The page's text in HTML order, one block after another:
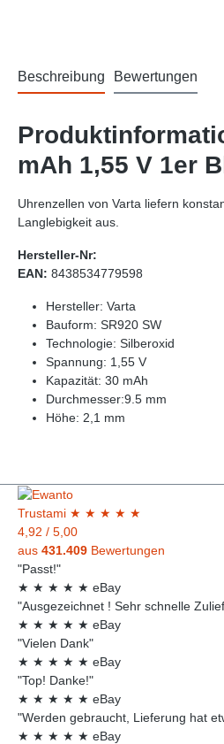
Beschreibung Bewertungen
mAh 1,55 V 1er
Uhrenzellen von Varta liefern
Langlebigkeit aus.
Hersteller-Nr:
EAN: 8438534779598
Hersteller: Varta
Bauform: SR920 SW
Technologie: Silberoxid
Spannung: 1,55 V
Kapazität: 30 mAh
Durchmesser:9.5 mm
Höhe: 2,1 mm
Trustami ★ ★ ★ ★ ★
4,92 / 5,00
aus 431.409 Bewertungen
"Passt!"
★ ★ ★ ★ ★ eBay
"Ausgezeichnet ! Sehr schnelle
★ ★ ★ ★ ★ eBay
"Vielen Dank"
★ ★ ★ ★ ★ eBay
"Top! Danke!"
★ ★ ★ ★ ★ eBay
"Werden gebraucht, Lieferung hat
★ ★ ★ ★ ★ eBay